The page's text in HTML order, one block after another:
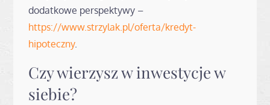
dodatkowe perspektywy –
https://www.strzylak.pl/oferta/kredyt-
hipoteczny.
Czy wierzysz w inwestycje w
siebie?